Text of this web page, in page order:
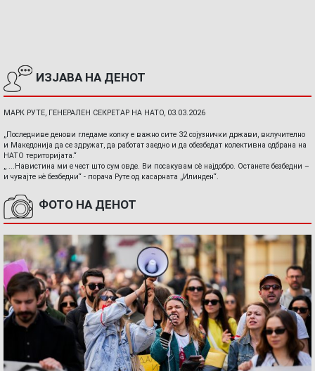
ИЗЈАВА НА ДЕНОТ
МАРК РУТЕ, ГЕНЕРАЛЕН СЕКРЕТАР НА НАТО, 03.03.2026
„Последниве денови гледаме колку е важно сите 32 сојузнички држави, вклучително
и Македонија да се здружат, да работат заедно и да обезбедат колективна одбрана на
НАТО територијата.“
„ ...Навистина ми е чест што сум овде. Ви посакувам сè најдобро. Останете безбедни –
и чувајте нè безбедни“ - порача Руте од касарната „Илинден“.
ФОТО НА ДЕНОТ